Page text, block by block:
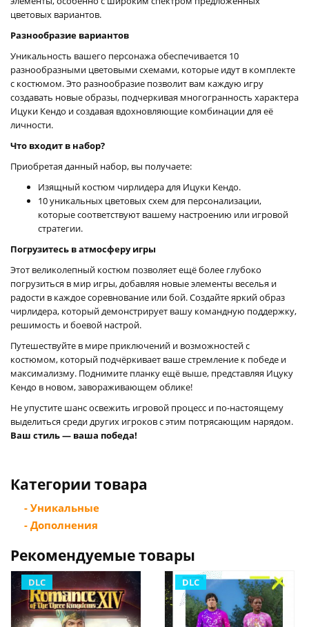
цветовых вариантов.
Разнообразие вариантов
Уникальность вашего персонажа обеспечивается 10
разнообразными цветовыми схемами, которые идут в комплекте
с костюмом. Это разнообразие позволит вам каждую игру
создавать новые образы, подчеркивая многогранность характера
Ицуки Кендо и создавая вдохновляющие комбинации для её
личности.
Что входит в набор?
Приобретая данный набор, вы получаете:
Изящный костюм чирлидера для Ицуки Кендо.
10 уникальных цветовых схем для персонализации,
которые соответствуют вашему настроению или игровой
стратегии.
Погрузитесь в атмосферу игры
Этот великолепный костюм позволяет ещё более глубоко
погрузиться в мир игры, добавляя новые элементы веселья и
радости в каждое соревнование или бой. Создайте яркий образ
чирлидера, который демонстрирует вашу командную поддержку,
решимость и боевой настрой.
Путешествуйте в мире приключений и возможностей с
костюмом, который подчёркивает ваше стремление к победе и
максимализму. Поднимите планку ещё выше, представляя Ицуку
Кендо в новом, завораживающем облике!
Не упустите шанс освежить игровой процесс и по-настоящему
выделиться среди других игроков с этим потрясающим нарядом.
Ваш стиль — ваша победа!
Категории товара
- Уникальные
- Дополнения
Рекомендуемые товары
DLC DLC